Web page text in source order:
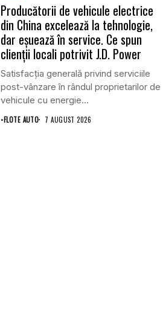
Producătorii de vehicule electrice
din China excelează la tehnologie,
dar eșuează în service. Ce spun
clienții locali potrivit J.D. Power
Satisfacția generală privind serviciile
post-vânzare în rândul proprietarilor de
vehicule cu energie...
•FLOTE AUTO 7 AUGUST 2026